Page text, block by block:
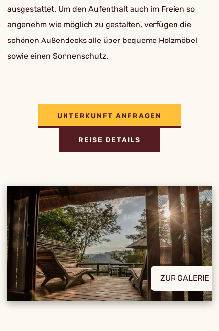
ausgestattet. Um den Aufenthalt auch im Freien so
angenehm wie möglich zu gestalten, verfügen die
schönen Außendecks alle über bequeme Holzmöbel
sowie einen Sonnenschutz.
UNTERKUNFT ANFRAGEN
REISE DETAILS
ZUR GALERIE